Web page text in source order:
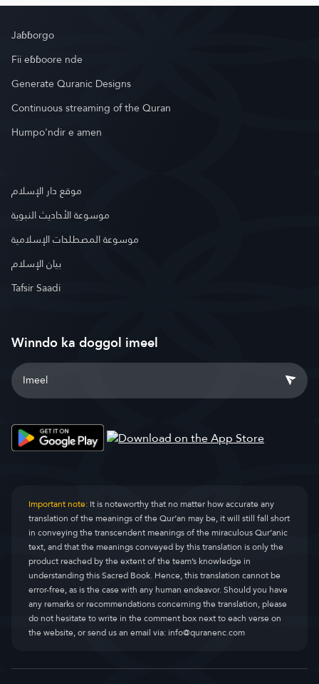
Jaɓɓorgo
Fii eɓɓoore nde
Generate Quranic Designs
Continuous streaming of the Quran
Humpo'ndir e amen
موقع دار الإسلام
موسوعة الأحاديث النبوية
موسوعة المصطلحات الإسلامية
بيان الإسلام
Tafsir Saadi
Winndo ka doggol imeel
Important note:It is noteworthy that no matter how accurate any
translation of the meanings of the Qur’an may be, it will still fall short
in conveying the transcendent meanings of the miraculous Qur’anic
text, and that the meanings conveyed by this translation is only the
product reached by the extent of the team’s knowledge in
understanding this Sacred Book. Hence, this translation cannot be
error-free, as is the case with any human endeavor. Should you have
any remarks or recommendations concerning the translation, please
do not hesitate to write in the comment box next to each verse on
the website, or send us an email via:info@quranenc.com